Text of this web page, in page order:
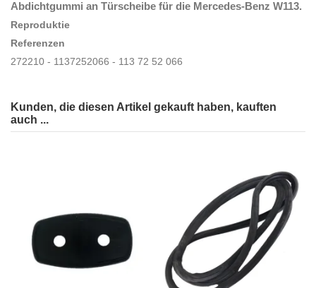
Abdichtgummi an Türscheibe für die Mercedes-Benz W113.
Reproduktie
Referenzen
272210 - 1137252066 - 113 72 52 066
Kunden, die diesen Artikel gekauft haben, kauften
auch ...